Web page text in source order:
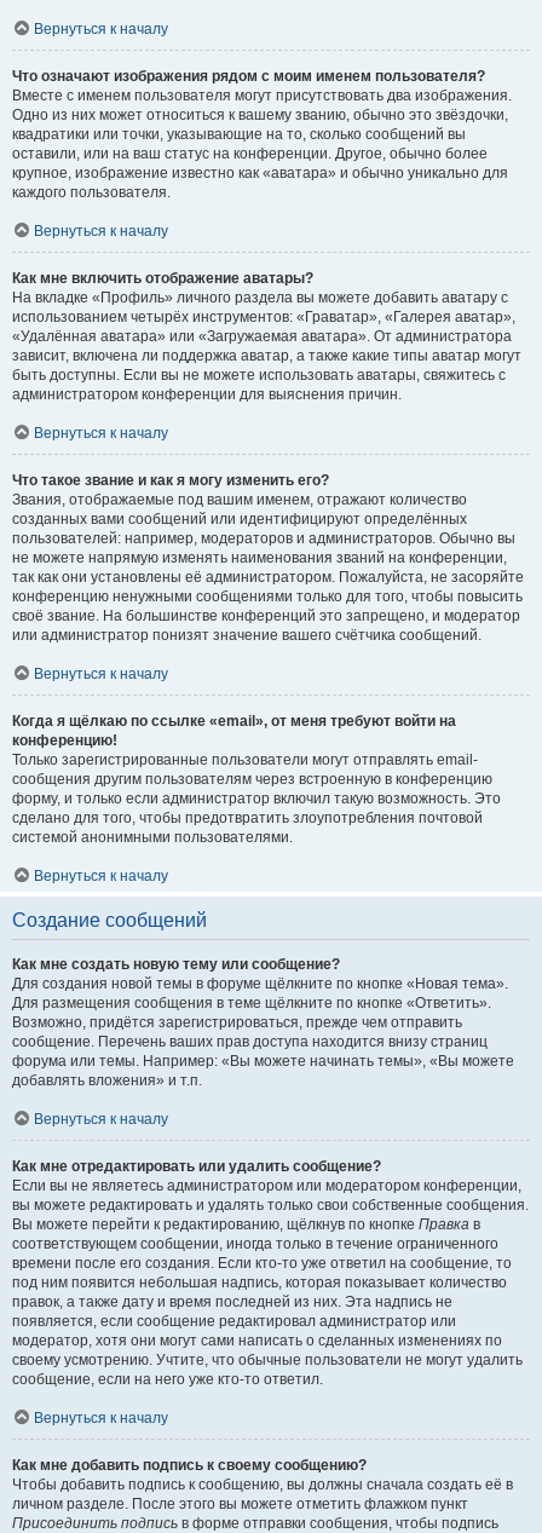
Вернуться к началу
Что означают изображения рядом с моим именем пользователя?
Вместе с именем пользователя могут присутствовать два изображения.
Одно из них может относиться к вашему званию, обычно это звёздочки,
квадратики или точки, указывающие на то, сколько сообщений вы
оставили, или на ваш статус на конференции. Другое, обычно более
крупное, изображение известно как «аватара» и обычно уникально для
каждого пользователя.
Вернуться к началу
Как мне включить отображение аватары?
На вкладке «Профиль» личного раздела вы можете добавить аватару с
использованием четырёх инструментов: «Граватар», «Галерея аватар»,
«Удалённая аватара» или «Загружаемая аватара». От администратора
зависит, включена ли поддержка аватар, а также какие типы аватар могут
быть доступны. Если вы не можете использовать аватары, свяжитесь с
администратором конференции для выяснения причин.
Вернуться к началу
Что такое звание и как я могу изменить его?
Звания, отображаемые под вашим именем, отражают количество
созданных вами сообщений или идентифицируют определённых
пользователей: например, модераторов и администраторов. Обычно вы
не можете напрямую изменять наименования званий на конференции,
так как они установлены её администратором. Пожалуйста, не засоряйте
конференцию ненужными сообщениями только для того, чтобы повысить
своё звание. На большинстве конференций это запрещено, и модератор
или администратор понизят значение вашего счётчика сообщений.
Вернуться к началу
Когда я щёлкаю по ссылке «email», от меня требуют войти на
конференцию!
Только зарегистрированные пользователи могут отправлять email-
сообщения другим пользователям через встроенную в конференцию
форму, и только если администратор включил такую возможность. Это
сделано для того, чтобы предотвратить злоупотребления почтовой
системой анонимными пользователями.
Вернуться к началу
Создание сообщений
Как мне создать новую тему или сообщение?
Для создания новой темы в форуме щёлкните по кнопке «Новая тема».
Для размещения сообщения в теме щёлкните по кнопке «Ответить».
Возможно, придётся зарегистрироваться, прежде чем отправить
сообщение. Перечень ваших прав доступа находится внизу страниц
форума или темы. Например: «Вы можете начинать темы», «Вы можете
добавлять вложения» и т.п.
Вернуться к началу
Как мне отредактировать или удалить сообщение?
Если вы не являетесь администратором или модератором конференции,
вы можете редактировать и удалять только свои собственные сообщения.
Вы можете перейти к редактированию, щёлкнув по кнопке Правка в
соответствующем сообщении, иногда только в течение ограниченного
времени после его создания. Если кто-то уже ответил на сообщение, то
под ним появится небольшая надпись, которая показывает количество
правок, а также дату и время последней из них. Эта надпись не
появляется, если сообщение редактировал администратор или
модератор, хотя они могут сами написать о сделанных изменениях по
своему усмотрению. Учтите, что обычные пользователи не могут удалить
сообщение, если на него уже кто-то ответил.
Вернуться к началу
Как мне добавить подпись к своему сообщению?
Чтобы добавить подпись к сообщению, вы должны сначала создать её в
личном разделе. После этого вы можете отметить флажком пункт
Присоединить подпись в форме отправки сообщения, чтобы подпись